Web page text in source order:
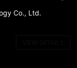
Co., Ltd.